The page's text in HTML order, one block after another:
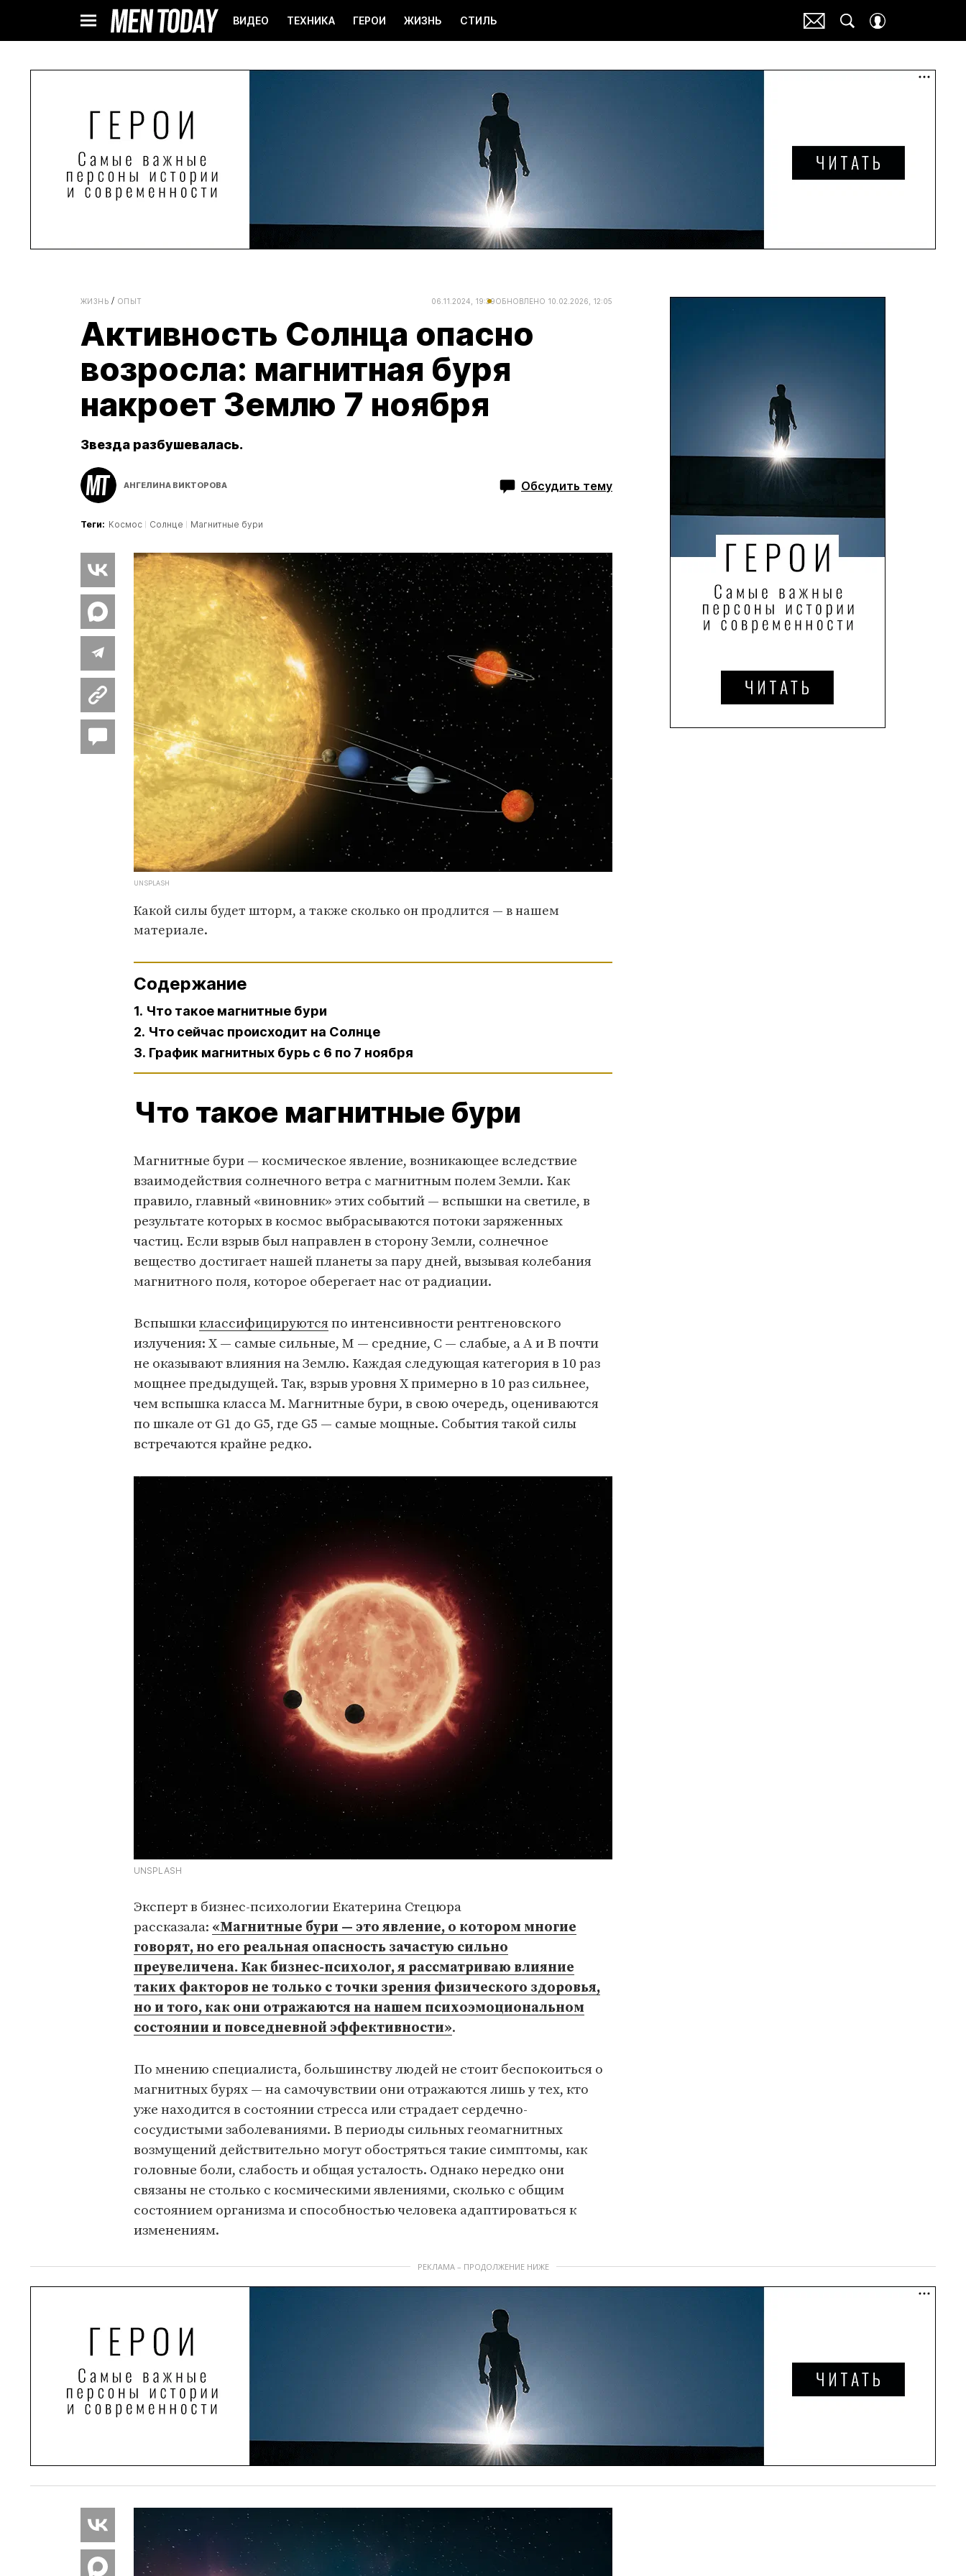
ВИДЕО ТЕХНИКА ГЕРОИ ЖИЗНЬ СТИЛЬ
ЖИЗНЬ ОПЫТ 06.11.2024, 19:39ОБНОВЛЕНО 10.02.2026, 12:05
Активность Солнца опасно
возросла: магнитная буря
накроет Землю 7 ноября
Звезда разбушевалась.
АНГЕЛИНА ВИКТОРОВА Обсудить тему
Теги: Космос Солнце Магнитные бури
UNSPLASH
Какой силы будет шторм, а также сколько он продлится — в нашем
материале.
Содержание
1. Что такое магнитные бури
2. Что сейчас происходит на Солнце
3. График магнитных бурь с 6 по 7 ноября
Что такое магнитные бури
Магнитные бури — космическое явление, возникающее вследствие
взаимодействия солнечного ветра с магнитным полем Земли. Как
правило, главный «виновник» этих событий — вспышки на светиле, в
результате которых в космос выбрасываются потоки заряженных
частиц. Если взрыв был направлен в сторону Земли, солнечное
вещество достигает нашей планеты за пару дней, вызывая колебания
магнитного поля, которое оберегает нас от радиации.
Вспышкиклассифицируютсяпо интенсивности рентгеновского
излучения: Х — самые сильные, М — средние, С — слабые, а А и В почти
не оказывают влияния на Землю. Каждая следующая категория в 10 раз
мощнее предыдущей. Так, взрыв уровня Х примерно в 10 раз сильнее,
чем вспышка класса М. Магнитные бури, в свою очередь, оцениваются
по шкале от G1 до G5, где G5 — самые мощные. События такой силы
встречаются крайне редко.
UNSPLASH
Эксперт в бизнес-психологии Екатерина Стецюра
рассказала: «Магнитные бури — это явление, о котором многие
говорят, но его реальная опасность зачастую сильно
преувеличена. Как бизнес-психолог, я рассматриваю влияние
таких факторов не только с точки зрения физического здоровья,
но и того, как они отражаются на нашем психоэмоциональном
состоянии и повседневной эффективности».
По мнению специалиста, большинству людей не стоит беспокоиться о
магнитных бурях — на самочувствии они отражаются лишь у тех, кто
уже находится в состоянии стресса или страдает сердечно-
сосудистыми заболеваниями. В периоды сильных геомагнитных
возмущений действительно могут обостряться такие симптомы, как
головные боли, слабость и общая усталость. Однако нередко они
связаны не столько с космическими явлениями, сколько с общим
состоянием организма и способностью человека адаптироваться к
изменениям.
РЕКЛАМА – ПРОДОЛЖЕНИЕ НИЖЕ